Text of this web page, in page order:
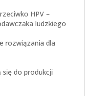
HPV –
ludzkiego
rozwiązania dla
się do produkcji